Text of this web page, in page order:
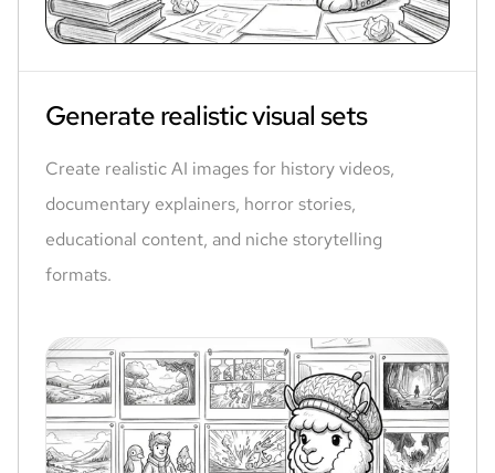
Generate realistic visual sets
Create realistic AI images for history videos,
documentary explainers, horror stories,
educational content, and niche storytelling
formats.